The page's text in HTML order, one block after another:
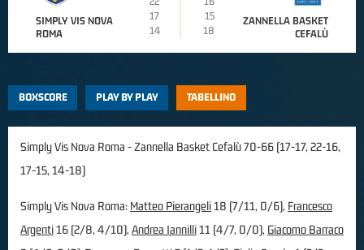
SIMPLY VIS NOVA
ROMA
17
15
14
18
ZANNELLA BASKET
CEFALÙ
BOXSCORE PLAY BY PLAY TABELLINO
Simply Vis Nova Roma - Zannella Basket Cefalù 70-66 (17-17, 22-16,
17-15, 14-18)
Simply Vis Nova Roma: Matteo Pierangeli18 (7/11, 0/6), Francesco
Argenti16 (2/8, 4/10), Andrea Iannilli11 (4/7, 0/0), Giacomo Barraco